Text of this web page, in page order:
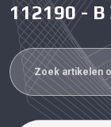
112190 -